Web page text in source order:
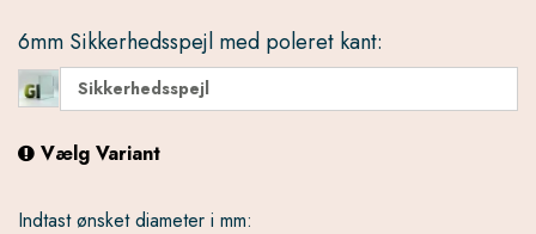
6mm Sikkerhedsspejl med poleret kant:
Sikkerhedsspejl
Vælg Variant
Indtast ønsket diameter i mm: